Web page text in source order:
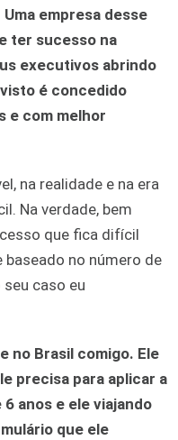
empresa desse
ter sucesso na
executivos abrindo
é concedido
e com melhor
na realidade e na era
Na verdade, bem
que fica difícil
no número de
caso eu
no Brasil comigo. Ele
precisa para aplicar a
anos e ele viajando
que ele